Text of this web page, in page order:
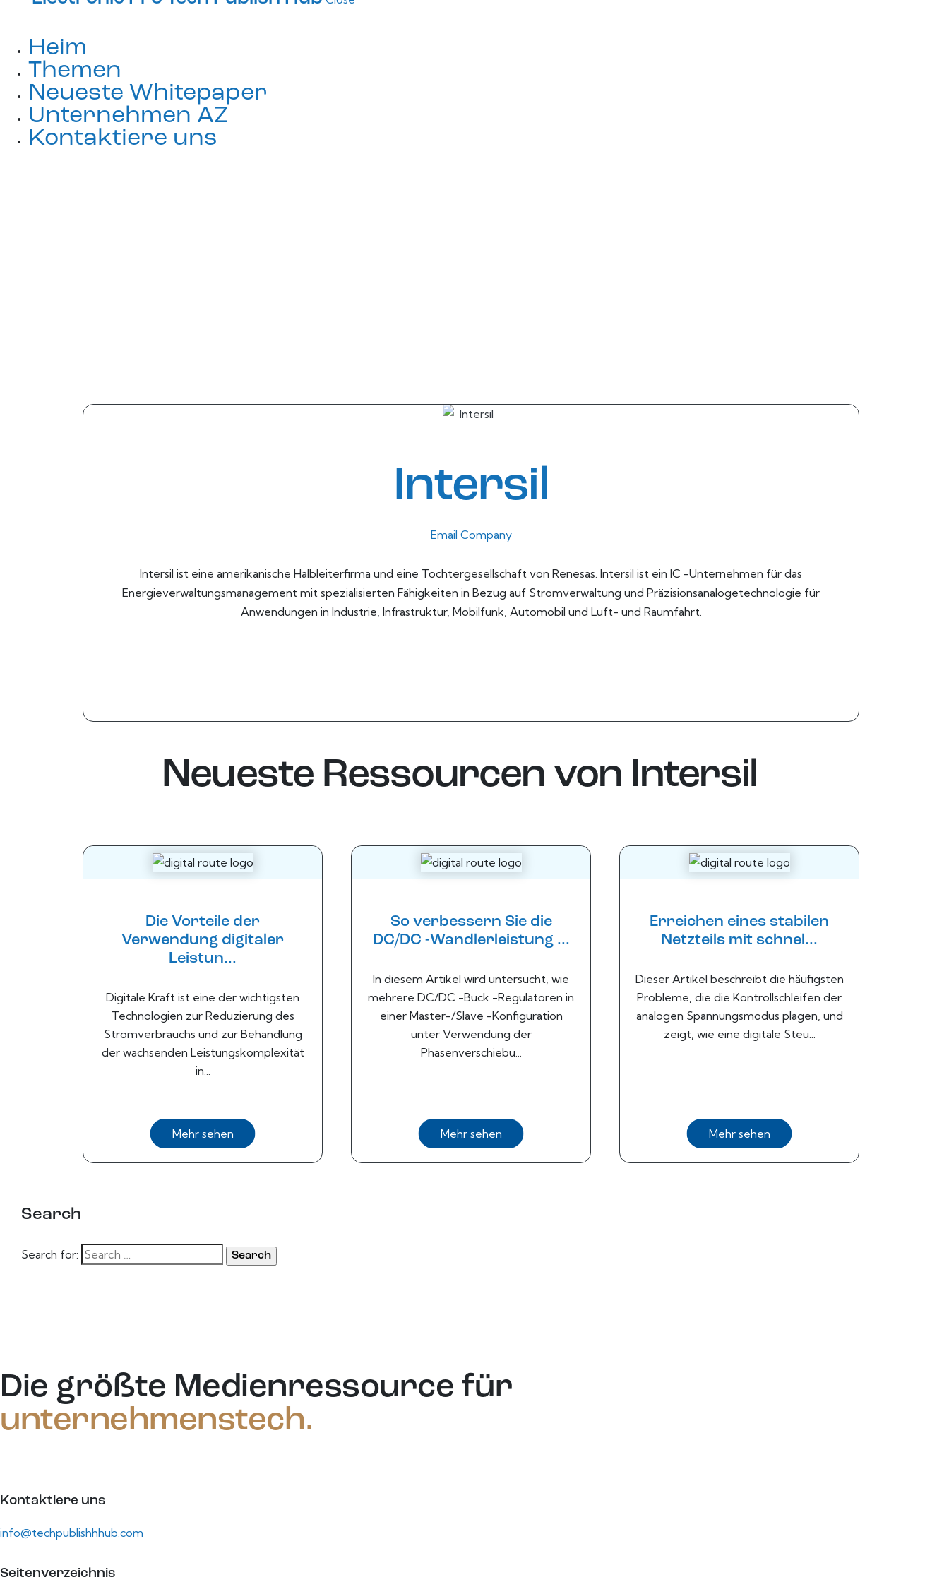
Heim
Themen
Neueste Whitepaper
Unternehmen AZ
Kontaktiere uns
Intersil
Email Company
Intersil ist eine amerikanische Halbleiterfirma und eine Tochtergesellschaft von Renesas. Intersil ist ein IC -Unternehmen für das
Energieverwaltungsmanagement mit spezialisierten Fähigkeiten in Bezug auf Stromverwaltung und Präzisionsanalogetechnologie für
Anwendungen in Industrie, Infrastruktur, Mobilfunk, Automobil und Luft- und Raumfahrt.
Neueste Ressourcen von Intersil
Die Vorteile der
Verwendung digitaler
Leistun...
Digitale Kraft ist eine der wichtigsten
Technologien zur Reduzierung des
Stromverbrauchs und zur Behandlung
der wachsenden Leistungskomplexität
in...
Mehr sehen
So verbessern Sie die
DC/DC -Wandlerleistung ...
In diesem Artikel wird untersucht, wie
mehrere DC/DC -Buck -Regulatoren in
einer Master-/Slave -Konfiguration
unter Verwendung der
Phasenverschiebu...
Mehr sehen
Erreichen eines stabilen
Netzteils mit schnel...
Dieser Artikel beschreibt die häufigsten
Probleme, die die Kontrollschleifen der
analogen Spannungsmodus plagen, und
zeigt, wie eine digitale Steu...
Mehr sehen
Search
Search for:
Die größte Medienressource für
unternehmenstech.
Kontaktiere uns
info@techpublishhhub.com
Seitenverzeichnis